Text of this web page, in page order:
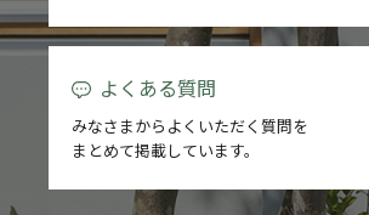
よくある質問
みなさまからよくいただく質問を
まとめて掲載しています。